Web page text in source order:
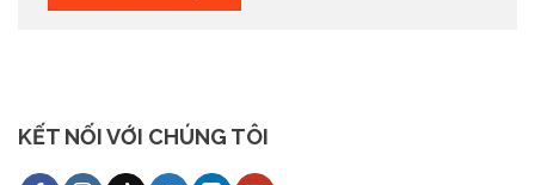
KẾT NỐI VỚI CHÚNG TÔI